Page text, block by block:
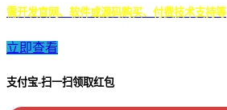
需开发官网、软件或源码购买、付费技术支持等
立即查看
支付宝-扫一扫领取红包